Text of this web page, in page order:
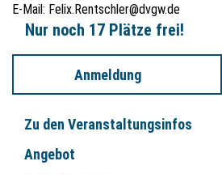
E-Mail: Felix.Rentschler@dvgw.de
Nur noch 17 Plätze frei!
Anmeldung
Zu den Veranstaltungsinfos
Angebot